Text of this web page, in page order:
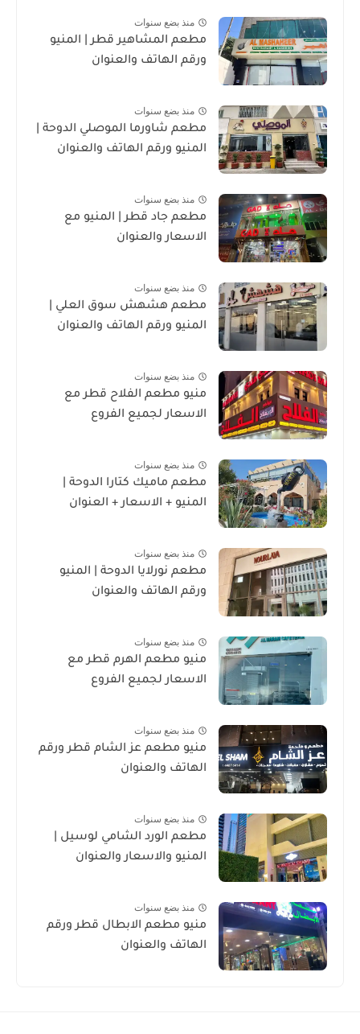
منذ بضع سنوات
مطعم المشاهير قطر | المنيو
ورقم الهاتف والعنوان
منذ بضع سنوات
مطعم شاورما الموصلي الدوحة |
المنيو ورقم الهاتف والعنوان
منذ بضع سنوات
مطعم جاد قطر | المنيو مع
الاسعار والعنوان
منذ بضع سنوات
مطعم هشهش سوق العلي |
المنيو ورقم الهاتف والعنوان
منذ بضع سنوات
منيو مطعم الفلاح قطر مع
الاسعار لجميع الفروع
منذ بضع سنوات
مطعم ماميك كتارا الدوحة |
المنيو + الاسعار + العنوان
منذ بضع سنوات
مطعم نورلايا الدوحة | المنيو
ورقم الهاتف والعنوان
منذ بضع سنوات
منيو مطعم الهرم قطر مع
الاسعار لجميع الفروع
منذ بضع سنوات
منيو مطعم عز الشام قطر ورقم
الهاتف والعنوان
منذ بضع سنوات
مطعم الورد الشامي لوسيل |
المنيو والاسعار والعنوان
منذ بضع سنوات
منيو مطعم الابطال قطر ورقم
الهاتف والعنوان